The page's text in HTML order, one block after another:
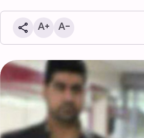
حزب‌الله: دولت لبنان مذاکرات و
امتیازدهی به تل‌آویو را متوقف کند